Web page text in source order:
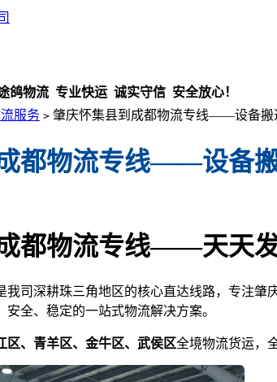
专业快运 诚实守信 安全放心！
服务 > 肇庆怀集县到成都物流专线——设备搬
都物流专线——设备
都物流专线——天天
司深耕珠三角地区的核心直达线路，专注肇
全、稳定的一站式物流解决方案。
区、青羊区、金牛区、武侯区全境物流货运，